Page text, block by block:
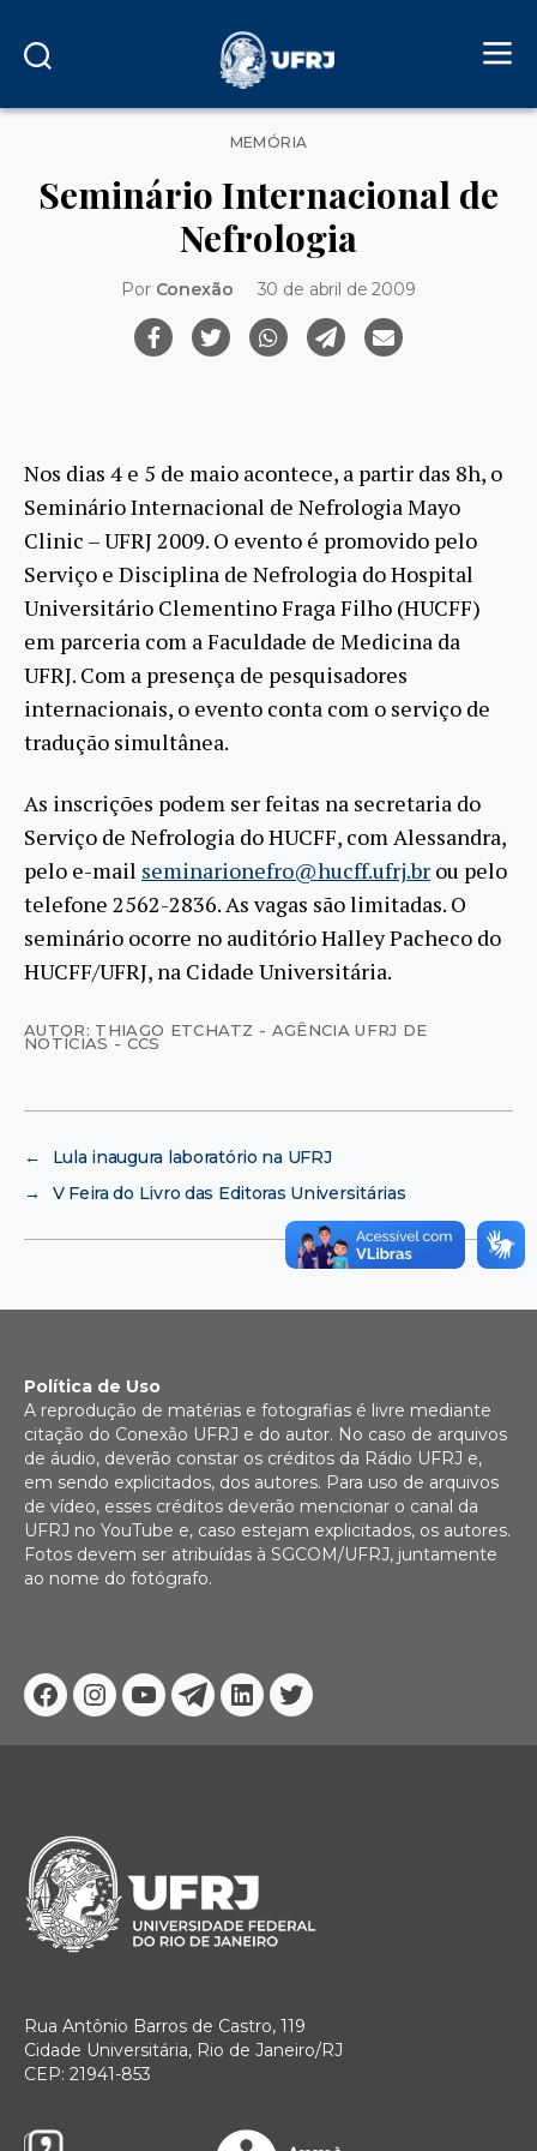
Categorias
MEMÓRIA
Seminário Internacional de
Nefrologia
Por Conexão 30 de abril de 2009
Nos dias 4 e 5 de maio acontece, a partir das 8h, o
Seminário Internacional de Nefrologia Mayo
Clinic – UFRJ 2009. O evento é promovido pelo
Serviço e Disciplina de Nefrologia do Hospital
Universitário Clementino Fraga Filho (HUCFF)
em parceria com a Faculdade de Medicina da
UFRJ. Com a presença de pesquisadores
internacionais, o evento conta com o serviço de
tradução simultânea.
As inscrições podem ser feitas na secretaria do
Serviço de Nefrologia do HUCFF, com Alessandra,
pelo e-mail seminarionefro@hucff.ufrj.br ou pelo
telefone 2562-2836. As vagas são limitadas. O
seminário ocorre no auditório Halley Pacheco do
HUCFF/UFRJ, na Cidade Universitária.
AUTOR: THIAGO ETCHATZ - AGÊNCIA UFRJ DE
NOTÍCIAS - CCS
←
Lula inaugura laboratório na UFRJ
→
V Feira do Livro das Editoras Universitárias
Facebook
Instagram
YoutubeTelegram
Linkedin
Twitter
Política de Uso
A reprodução de matérias e fotografias é livre mediante
citação do Conexão UFRJ e do autor. No caso de arquivos
de áudio, deverão constar os créditos da Rádio UFRJ e,
em sendo explicitados, dos autores. Para uso de arquivos
de vídeo, esses créditos deverão mencionar o canal da
UFRJ no YouTube e, caso estejam explicitados, os autores.
Fotos devem ser atribuídas à SGCOM/UFRJ, juntamente
ao nome do fotógrafo.
Rua Antônio Barros de Castro, 119
Cidade Universitária, Rio de Janeiro/RJ
CEP: 21941-853